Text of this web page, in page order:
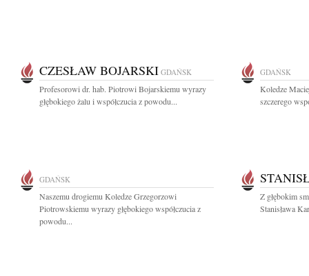
CZESŁAW BOJARSKI GDAŃSK
Profesorowi dr. hab. Piotrowi Bojarskiemu wyrazy
głębokiego żalu i współczucia z powodu...
GDAŃSK
Koledze
szczerego
GDAŃSK
Naszemu drogiemu Koledze Grzegorzowi
Piotrowskiemu wyrazy głębokiego współczucia z
powodu...
Z głębokim
Stanisława